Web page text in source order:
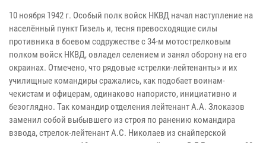
10 ноября 1942 г. Особый полк войск НКВД начал наступление на
населённый пункт Гизель и, тесня превосходящие силы
противника в боевом содружестве с 34-м мотострелковым
полком войск НКВД, овладел селением и занял оборону на его
окраинах. Отмечено, что рядовые «стрелки-лейтенанты» и их
училищные командиры сражались, как подобает воинам-
чекистам и офицерам, одинаково напористо, инициативно и
безоглядно. Так командир отделения лейтенант А.А. Злоказов
заменил собой выбывшего из строя по ранению командира
взвода, стрелок-лейтенант А.С. Николаев из снайперской